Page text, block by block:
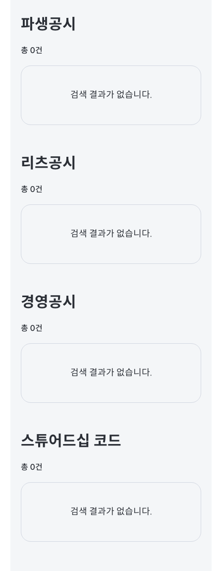
파생공시
총 0건
검색 결과가 없습니다.
리츠공시
총 0건
검색 결과가 없습니다.
경영공시
총 0건
검색 결과가 없습니다.
스튜어드십 코드
총 0건
검색 결과가 없습니다.